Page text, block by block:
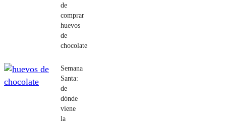
de
comprar
huevos
de
chocolate
Semana
Santa:
de
dónde
viene
la